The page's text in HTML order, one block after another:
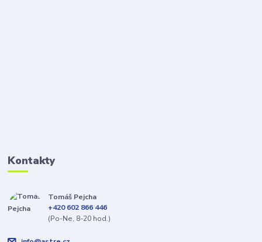
Kontakty
Tomáš Pejcha
+420 602 866 446
(Po-Ne, 8-20 hod.)